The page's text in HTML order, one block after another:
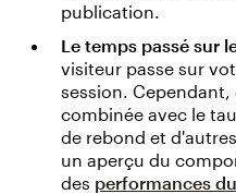
publication.
Le temps passé sur
visiteur passe sur
session.
combinée avec le
de rebond et d'autres
un aperçu du
des performances